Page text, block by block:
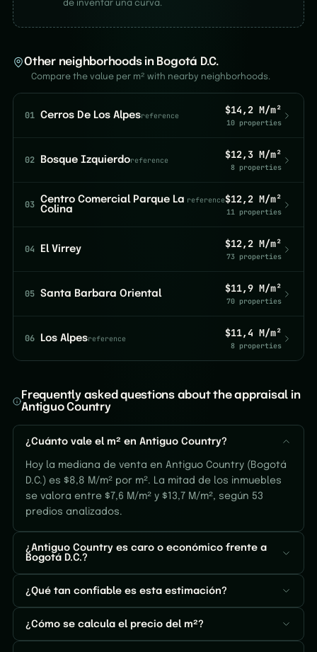
de inventar una curva.
Other neighborhoods in Bogotá D.C.
Compare the value per m² with nearby neighborhoods.
01 Cerros De Los Alpesreference $14,2 M/m²
10 properties
02 Bosque Izquierdoreference $12,3 M/m²
8 properties
03 Centro Comercial Parque La
Colina
reference$12,2 M/m²
11 properties
04 El Virrey $12,2 M/m²
73 properties
05 Santa Barbara Oriental $11,9 M/m²
70 properties
06 Los Alpesreference $11,4 M/m²
8 properties
Frequently asked questions about the appraisal in
Antiguo Country
¿Cuánto vale el m² en Antiguo Country?
Hoy la mediana de venta en Antiguo Country (Bogotá
D.C.) es $8,8 M/m² por m². La mitad de los inmuebles
se valora entre $7,6 M/m² y $13,7 M/m², según 53
predios analizados.
¿Antiguo Country es caro o económico frente a
Bogotá D.C.?
¿Qué tan confiable es esta estimación?
¿Cómo se calcula el precio del m²?